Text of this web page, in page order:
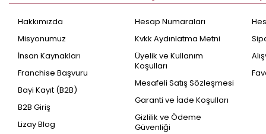
Hakkımızda
Misyonumuz
İnsan Kaynakları
Franchise Başvuru
Bayi Kayıt (B2B)
B2B Giriş
Lizay Blog
Hesap Numaraları
Kvkk Aydınlatma Metni
Üyelik ve Kullanım
Koşulları
Mesafeli Satış Sözleşmesi
Garanti ve İade Koşulları
Gizlilik ve Ödeme
Güvenliği